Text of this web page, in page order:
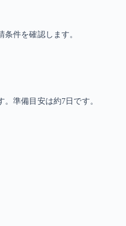
件を確認します。
準備目安は約7日です。